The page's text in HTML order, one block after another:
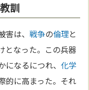
訓
害は、戦争の倫理と
となった。この兵器
になるにつれ、化学
的に高まった。それ